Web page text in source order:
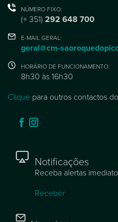
NÚMERO FIXO:
(+ 351) 292 648 700
E-MAIL GERAL:
geral@cm-
HORÁRIO DE FUNCIONAMENTO:
8h30 às 16h30
Clique para outros contactos
Notificações
Receba alertas
Receber